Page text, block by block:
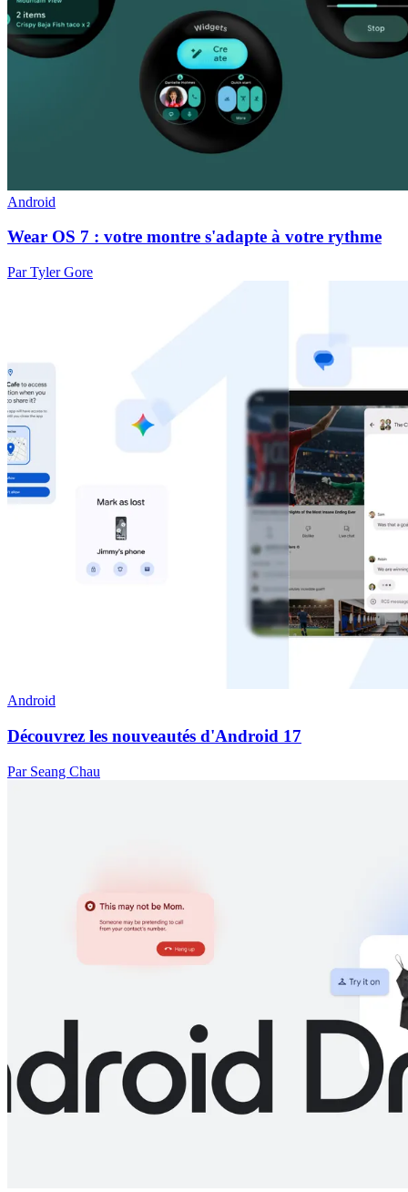
Android
Wear OS 7 : votre montre s'adapte à votre rythme
Par Tyler Gore
Android
Découvrez les nouveautés d'Android 17
Par Seang Chau